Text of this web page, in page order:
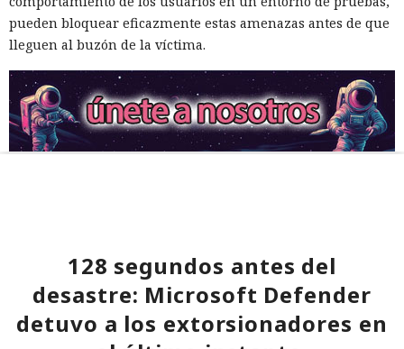
pueden bloquear eficazmente estas amenazas antes de que
lleguen al buzón de la víctima.
128 segundos antes del
desastre: Microsoft Defender
detuvo a los extorsionadores en